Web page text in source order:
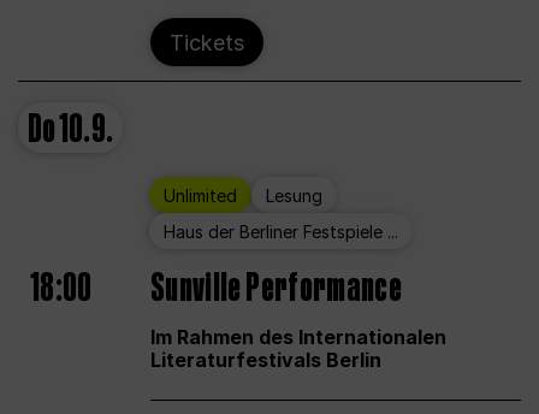
Tickets
Do10.9.
Unlimited
Lesung
Haus der Berliner Festspiele ...
18:00 Sunville Performance
Im Rahmen des Internationalen
Literaturfestivals Berlin